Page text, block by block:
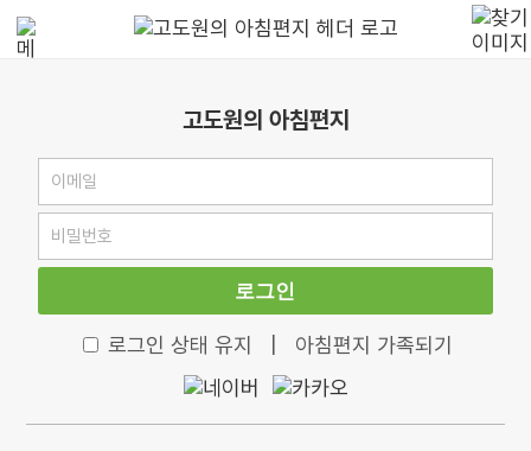
고도원의 아침편지
로그인
로그인 상태 유지 아침편지 가족되기